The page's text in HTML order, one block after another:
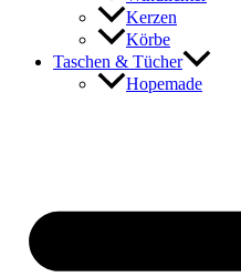
Kerzen
Körbe
Taschen & Tücher
Hopemade